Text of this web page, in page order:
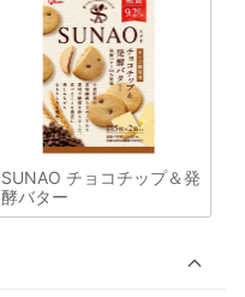
SUNAO チョコチップ＆発
酵バター